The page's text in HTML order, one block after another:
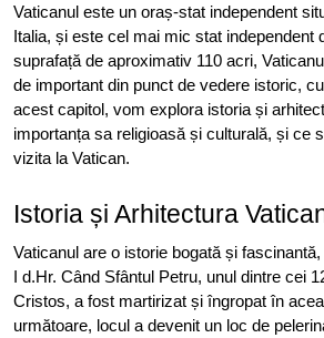
Vaticanul este un oraș-stat independent
Italia, și este cel mai mic stat independent
suprafață de aproximativ 110 acri,
de important din punct de vedere istoric,
acest capitol, vom explora istoria și
importanța sa religioasă și culturală, și ce
vizita la Vatican.
Istoria și Arhitectura
Vaticanul are o istorie bogată și
I d.Hr. Când Sfântul Petru, unul dintre cei
Cristos, a fost martirizat și îngropat în
următoare, locul a devenit un loc de